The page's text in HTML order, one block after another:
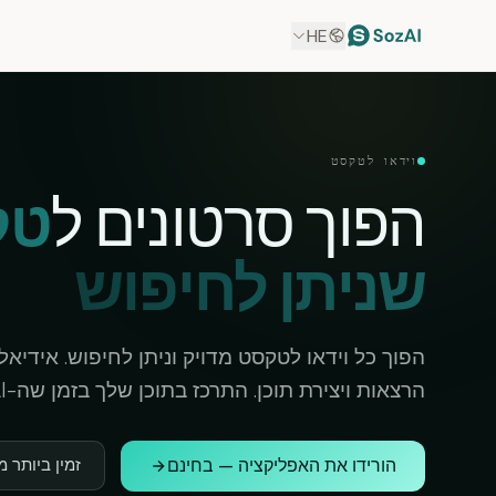
HE
וידאו לטקסט
הפוך סרטונים ל
שניתן לחיפוש
הפוך כל וידאו לטקסט מדויק וניתן לחיפוש.
הרצאות ויצירת תוכן. התרכז בתוכן שלך בזמן שה-AI מטפל בתמלול.
הורידו את האפליקציה — בחינם זמין ביותר מ-100